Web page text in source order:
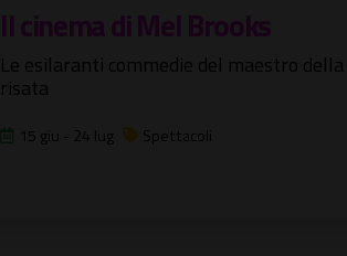
Il cinema di Mel Brooks
Le esilaranti commedie del maestro della
risata
15 giu - 24 lug Spettacoli